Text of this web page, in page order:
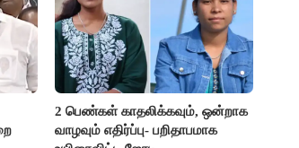
2 பெண்கள் காதலிக்கவும், ஒன்றாக
வாழவும் எதிர்ப்பு- பறிதாபமாக